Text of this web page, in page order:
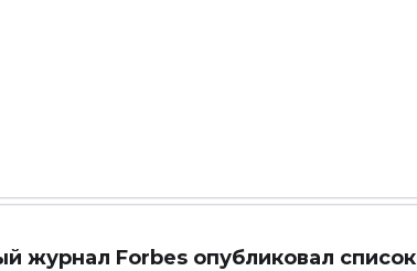
журнал Forbes опубликовал список